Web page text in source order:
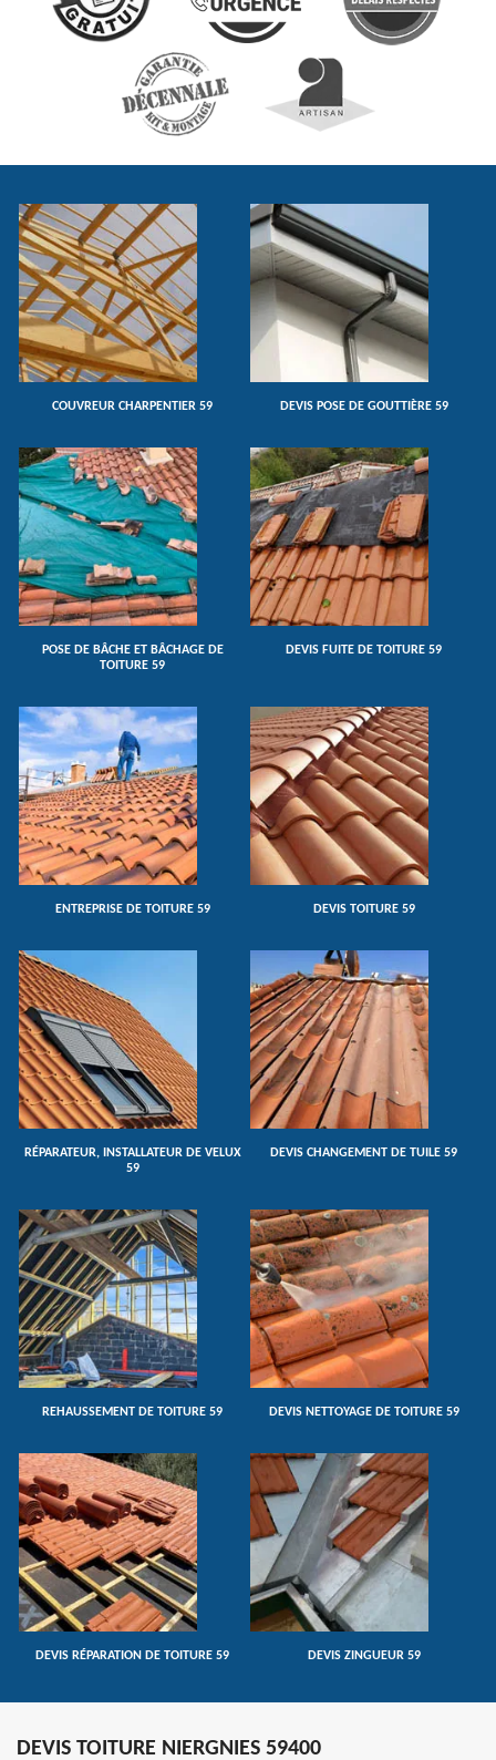
COUVREUR CHARPENTIER 59 DEVIS POSE DE GOUTTIÈRE 59
POSE DE BÂCHE ET BÂCHAGE DE
TOITURE 59
DEVIS FUITE DE TOITURE 59
ENTREPRISE DE TOITURE 59 DEVIS TOITURE 59
RÉPARATEUR, INSTALLATEUR DE VELUX
59
DEVIS CHANGEMENT DE TUILE 59
REHAUSSEMENT DE TOITURE 59 DEVIS NETTOYAGE DE TOITURE 59
DEVIS RÉPARATION DE TOITURE 59 DEVIS ZINGUEUR 59
DEVIS TOITURE NIERGNIES 59400